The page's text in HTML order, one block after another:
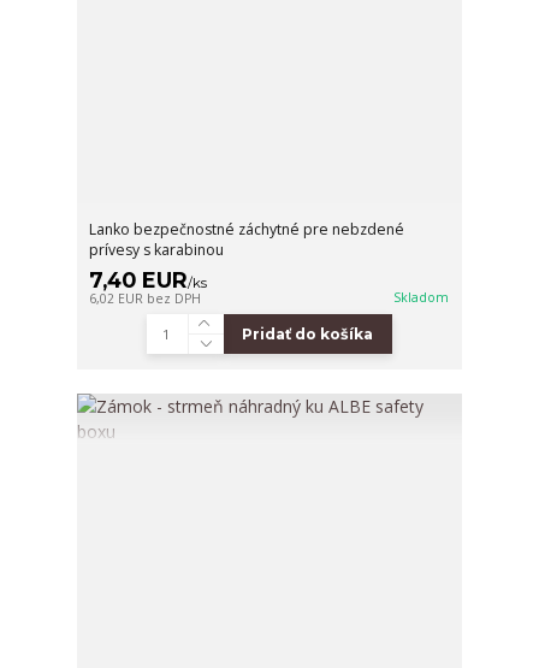
Lanko bezpečnostné záchytné pre nebzdené
prívesy s karabinou
7,40 EUR/ks
6,02 EUR bez DPH Skladom
Pridať do košíka